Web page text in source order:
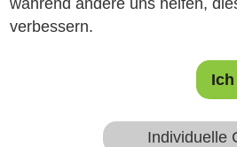
während andere uns helfen,
verbessern.
Individuelle
Bachelor of